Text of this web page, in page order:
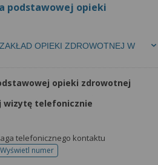
podstawowej opieki
OPIEKI ZDROWOTNEJ W
opieki zdrowotnej
wizytę telefonicznie
telefonicznego kontaktu
Wyświetl numertelefonu do rejestracji